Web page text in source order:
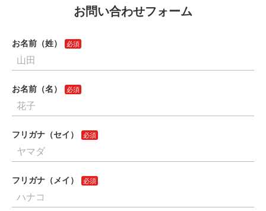
お問い合わせフォーム
お名前（姓）
お名前（名）
フリガナ（セイ）
フリガナ（メイ）